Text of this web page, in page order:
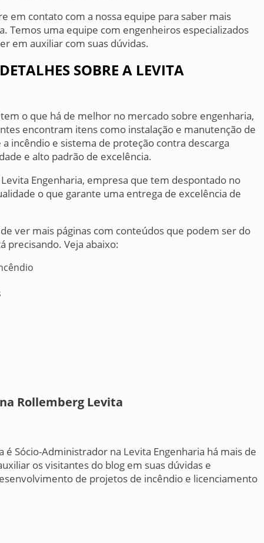
em contato com a nossa equipe para saber mais
Temos uma equipe com engenheiros especializados
em auxiliar com suas dúvidas.
SOBRE A LEVITA
o que há de melhor no mercado sobre engenharia,
encontram itens como instalação e manutenção de
incêndio e sistema de proteção contra descarga
e alto padrão de excelência.
Engenharia, empresa que tem despontado no
o que garante uma entrega de excelência de
ver mais páginas com conteúdos que podem ser do
precisando. Veja abaixo:
Rollemberg Levita
é Sócio-Administrador na Levita Engenharia há mais de
os visitantes do blog em suas dúvidas e
de projetos de incêndio e licenciamento